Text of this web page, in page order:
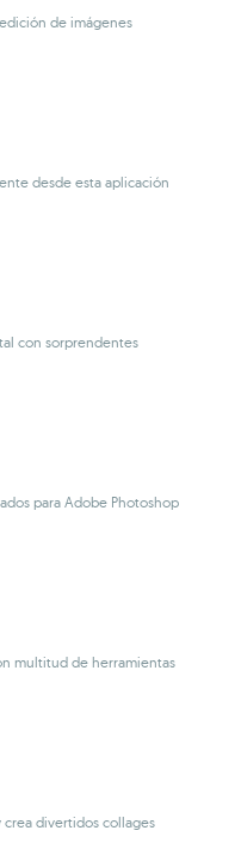
de imágenes
desde esta aplicación
con sorprendentes
para Adobe Photoshop
multitud de herramientas
crea divertidos collages